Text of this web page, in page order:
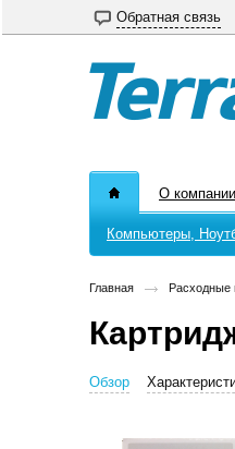
Обратная связь
О компании
Компьютеры,
Главная Расходные
Обзор